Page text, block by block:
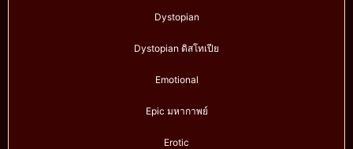
Dystopian
Dystopian ดิสโทเปีย
Emotional
Epic มหากาพย์
Erotic